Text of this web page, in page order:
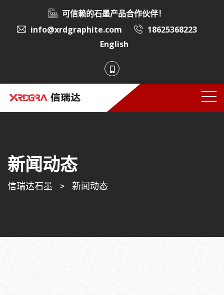
可信赖的石墨产品合作伙伴！
info@xrdgraphite.com
18625368223
English
新闻动态
信瑞达石墨 > 新闻动态